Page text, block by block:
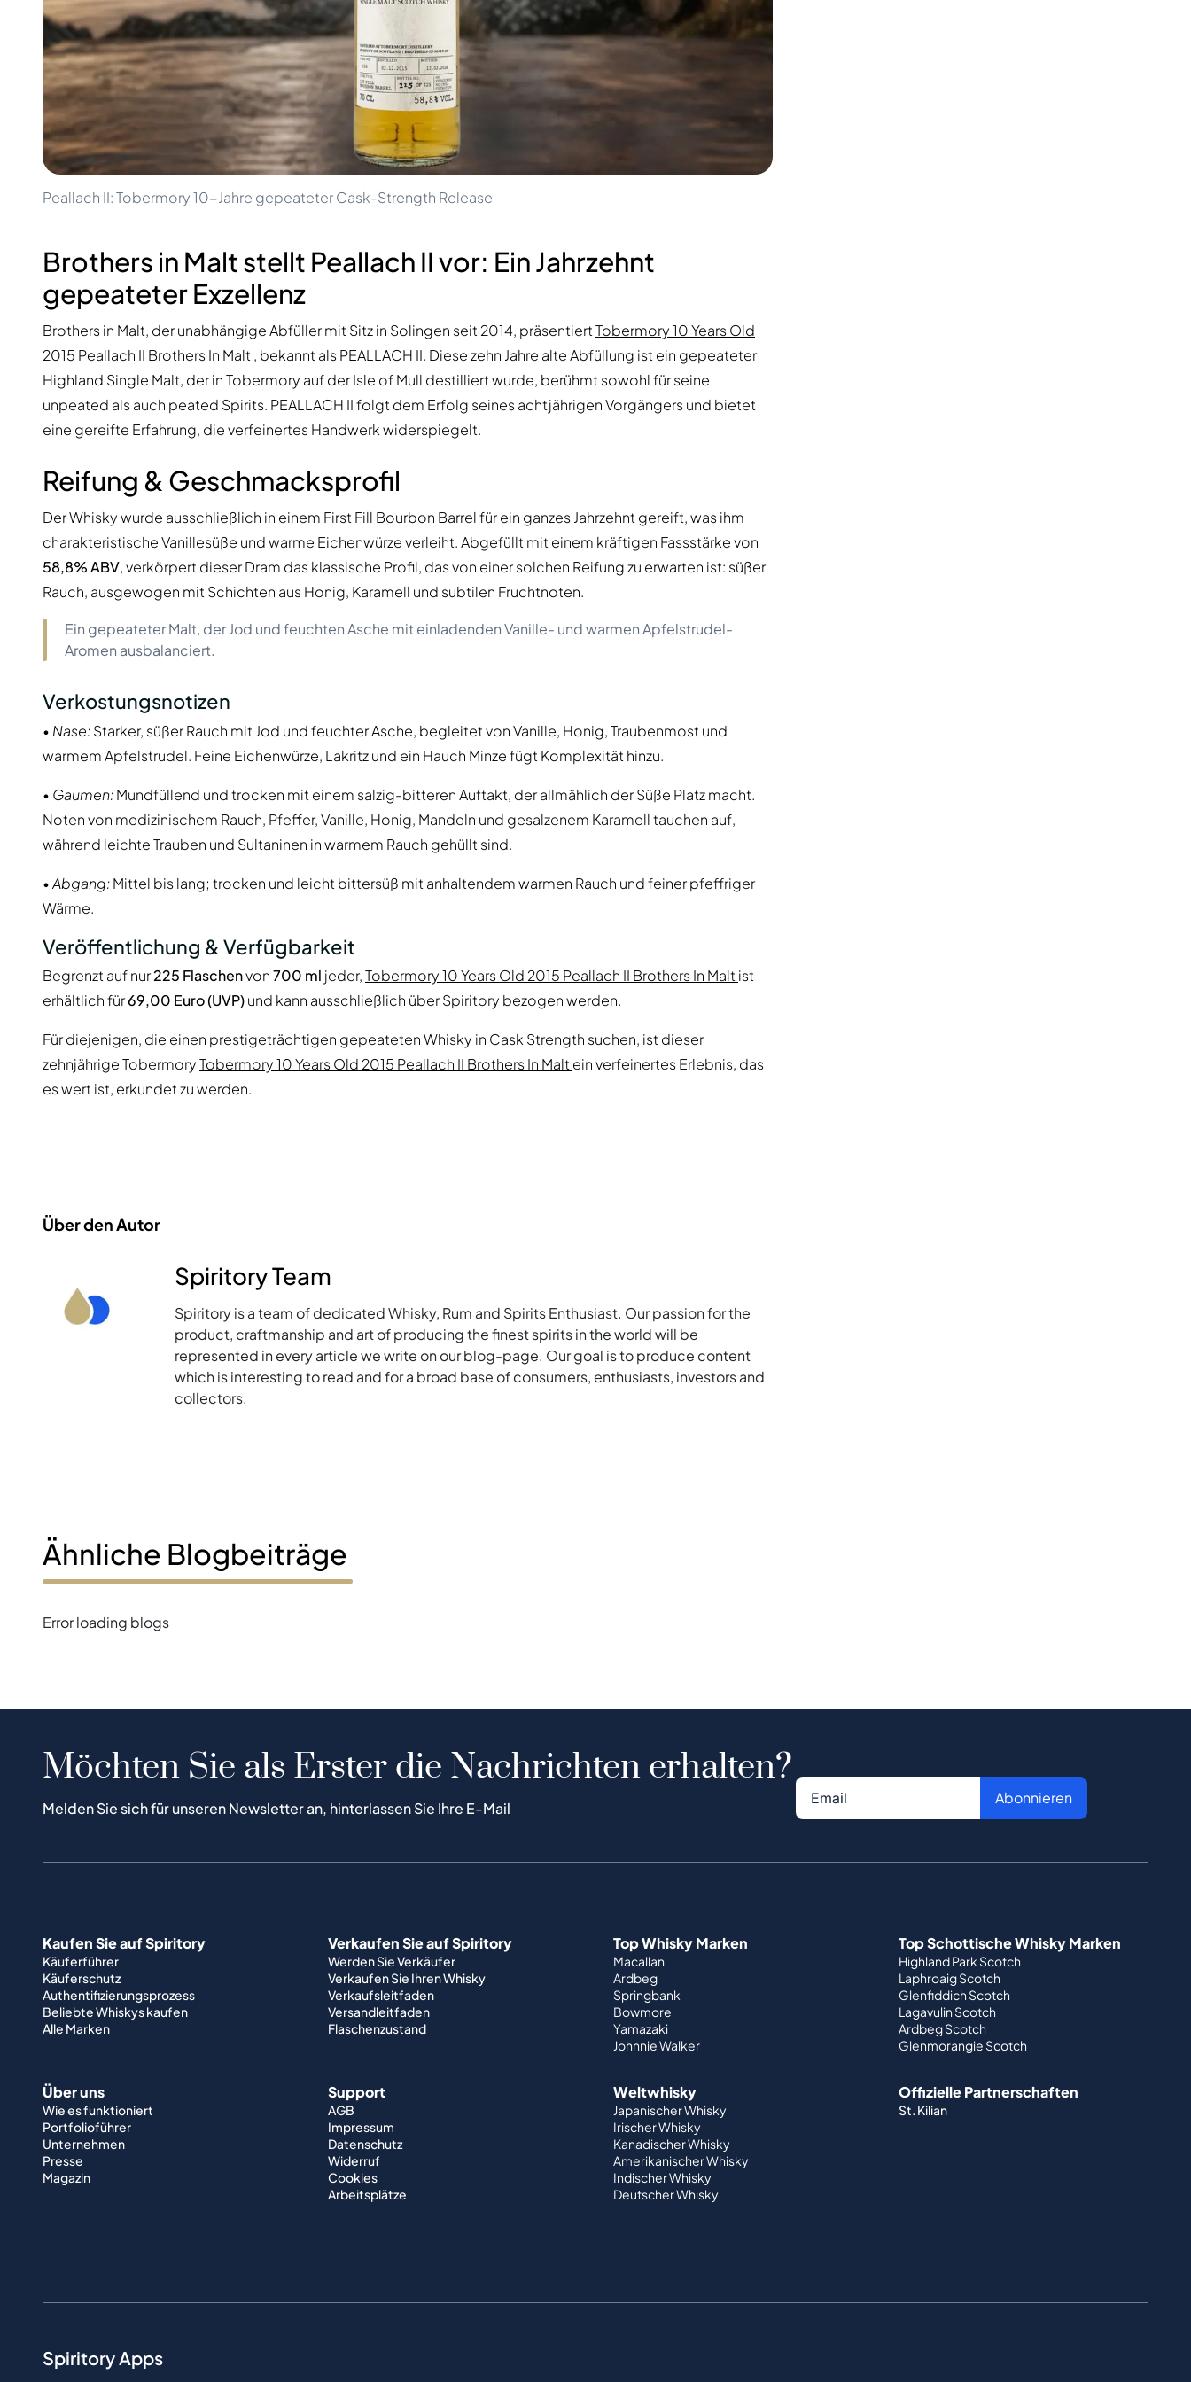
200-500€
Kommende Veröffentlichungen
Kollektionen
Kundenfavoriten
Rar & Sammlerstück
Limitierte Auflagen
Geschlossene Brennerei
Süßer Whisky
Diplomatico
Don Julio
Gin Mare
Mangabeiras
Hennessy
Martell
Monkey 47
Remy Martin
Ron Zacapa
Peallach II: Tobermory 10-Jahre gepeateter Cask-Strength Release
Brothers in Malt stellt Peallach II vor: Ein Jahrzehnt
gepeateter Exzellenz
Brothers in Malt, der unabhängige Abfüller mit Sitz in Solingen seit 2014, präsentiertTobermory 10 Years Old
2015 Peallach II Brothers In Malt, bekannt als PEALLACH II. Diese zehn Jahre alte Abfüllung ist ein gepeateter
Highland Single Malt, der in Tobermory auf der Isle of Mull destilliert wurde, berühmt sowohl für seine
unpeated als auch peated Spirits. PEALLACH II folgt dem Erfolg seines achtjährigen Vorgängers und bietet
eine gereifte Erfahrung, die verfeinertes Handwerk widerspiegelt.
Reifung & Geschmacksprofil
Der Whisky wurde ausschließlich in einem First Fill Bourbon Barrel für ein ganzes Jahrzehnt gereift, was ihm
charakteristische Vanillesüße und warme Eichenwürze verleiht. Abgefüllt mit einem kräftigen Fassstärke von
58,8% ABV, verkörpert dieser Dram das klassische Profil, das von einer solchen Reifung zu erwarten ist: süßer
Rauch, ausgewogen mit Schichten aus Honig, Karamell und subtilen Fruchtnoten.
Ein gepeateter Malt, der Jod und feuchten Asche mit einladenden Vanille- und warmen Apfelstrudel-
Aromen ausbalanciert.
Verkostungsnotizen
• Nase:Starker, süßer Rauch mit Jod und feuchter Asche, begleitet von Vanille, Honig, Traubenmost und
warmem Apfelstrudel. Feine Eichenwürze, Lakritz und ein Hauch Minze fügt Komplexität hinzu.
• Gaumen:Mundfüllend und trocken mit einem salzig-bitteren Auftakt, der allmählich der Süße Platz macht.
Noten von medizinischem Rauch, Pfeffer, Vanille, Honig, Mandeln und gesalzenem Karamell tauchen auf,
während leichte Trauben und Sultaninen in warmem Rauch gehüllt sind.
•Abgang:Mittel bis lang; trocken und leicht bittersüß mit anhaltendem warmen Rauch und feiner pfeffriger
Wärme.
Veröffentlichung & Verfügbarkeit
Begrenzt auf nur225 Flaschenvon700 ml jeder,Tobermory 10 Years Old 2015 Peallach II Brothers In Maltist
erhältlich für69,00 Euro (UVP)und kann ausschließlich über Spiritory bezogen werden.
Für diejenigen, die einen prestigeträchtigen gepeateten Whisky in Cask Strength suchen, ist dieser
zehnjährige TobermoryTobermory 10 Years Old 2015 Peallach II Brothers In Maltein verfeinertes Erlebnis, das
es wert ist, erkundet zu werden.
Über den Autor
Spiritory Team
Spiritory is a team of dedicated Whisky, Rum and Spirits Enthusiast. Our passion for the
product, craftmanship and art of producing the finest spirits in the world will be
represented in every article we write on our blog-page. Our goal is to produce content
which is interesting to read and for a broad base of consumers, enthusiasts, investors and
collectors.
Ähnliche Blogbeiträge
Error loading blogs
Möchten Sie als Erster die Nachrichten erhalten?
Melden Sie sich für unseren Newsletter an, hinterlassen Sie Ihre E-Mail
Abonnieren
Kaufen Sie auf Spiritory
Käuferführer
Käuferschutz
Authentifizierungsprozess
Beliebte Whiskys kaufen
Alle Marken
Verkaufen Sie auf Spiritory
Werden Sie Verkäufer
Verkaufen Sie Ihren Whisky
Verkaufsleitfaden
Versandleitfaden
Flaschenzustand
Top Whisky Marken
Macallan
Ardbeg
Springbank
Bowmore
Yamazaki
Johnnie Walker
Top Schottische Whisky Marken
Highland Park Scotch
Laphroaig Scotch
Glenfiddich Scotch
Lagavulin Scotch
Ardbeg Scotch
Glenmorangie Scotch
Über uns
Wie es funktioniert
Portfolioführer
Unternehmen
Presse
Magazin
Support
AGB
Impressum
Datenschutz
Widerruf
Cookies
Arbeitsplätze
Weltwhisky
Japanischer Whisky
Irischer Whisky
Kanadischer Whisky
Amerikanischer Whisky
Indischer Whisky
Deutscher Whisky
Offizielle Partnerschaften
St. Kilian
Spiritory Apps